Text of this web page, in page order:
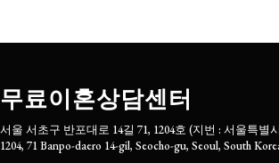
무료이혼상담센터
서울 서초구 반포대로 14길 71, 1204호 (지번 : 서울특별
1204, 71 Banpo-daero 14-gil, Seocho-gu, Seoul, South